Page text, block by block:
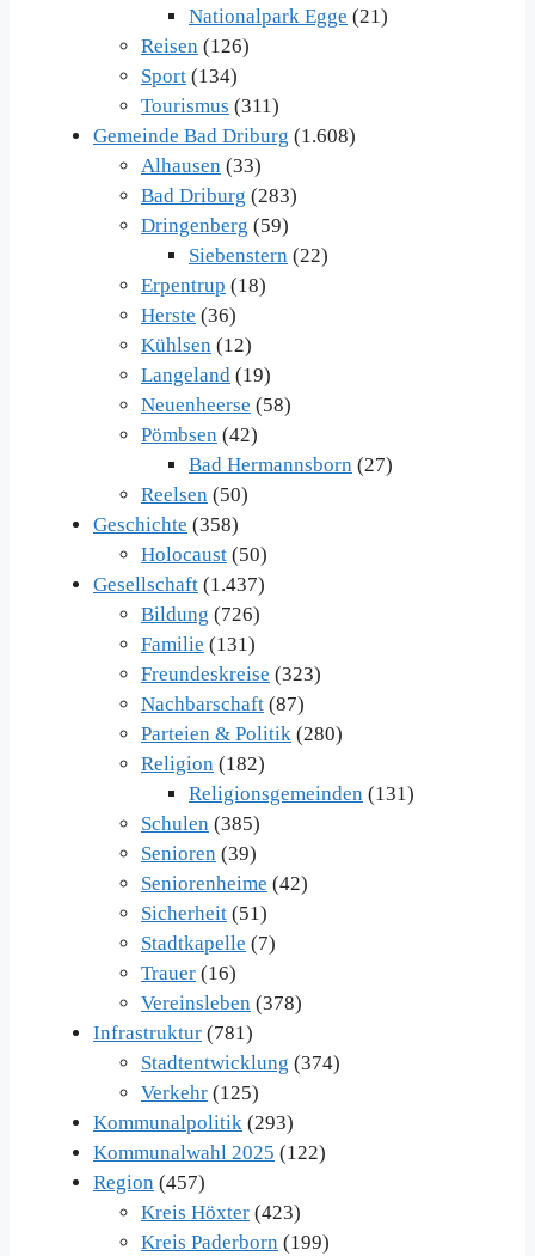
Nationalpark Egge (21)
Reisen (126)
Sport (134)
Tourismus (311)
Gemeinde Bad Driburg (1.608)
Alhausen (33)
Bad Driburg (283)
Dringenberg (59)
Siebenstern (22)
Erpentrup (18)
Herste (36)
Kühlsen (12)
Langeland (19)
Neuenheerse (58)
Pömbsen (42)
Bad Hermannsborn (27)
Reelsen (50)
Geschichte (358)
Holocaust (50)
Gesellschaft (1.437)
Bildung (726)
Familie (131)
Freundeskreise (323)
Nachbarschaft (87)
Parteien & Politik (280)
Religion (182)
Religionsgemeinden (131)
Schulen (385)
Senioren (39)
Seniorenheime (42)
Sicherheit (51)
Stadtkapelle (7)
Trauer (16)
Vereinsleben (378)
Infrastruktur (781)
Stadtentwicklung (374)
Verkehr (125)
Kommunalpolitik (293)
Kommunalwahl 2025 (122)
Region (457)
Kreis Höxter (423)
Kreis Paderborn (199)